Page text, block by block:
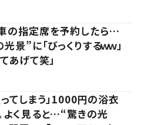
の指定席を予約したら…
”に「びっくりするｗｗ」
あげて笑」
ってしまう」1000円の浴衣
よく見ると…“驚きの光